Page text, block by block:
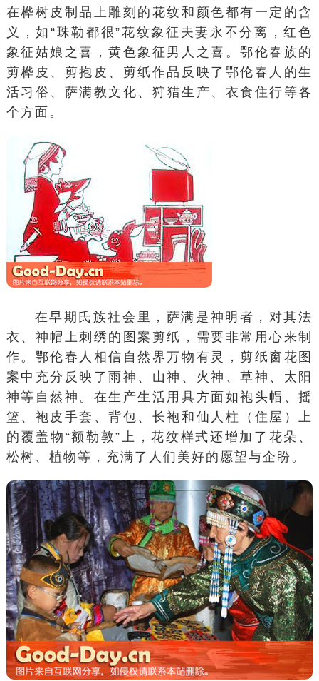
在桦树皮制品上雕刻的花纹和颜色都有一定的含
义，如“珠勒都很”花纹象征夫妻永不分离，红色
象征姑娘之喜，黄色象征男人之喜。鄂伦春族的
剪桦皮、剪抱皮、剪纸作品反映了鄂伦春人的生
活习俗、 萨满教文化、狩猎生产、衣食住行等各
个方面。
在早期氏族社会里， 萨满 是神明者，对其法
衣、神帽上刺绣的图案剪纸，需要非常用心来制
作。鄂伦春人相信自然界万物有灵，剪纸窗花图
案中充分反映了雨神、山神、火神、草神、太阳
神等自然神。在生产生活用具方面如袍头帽、摇
篮、袍皮手套、背包、长袍和 仙人柱
（住屋）上
的覆盖物“额勒敦”上，花纹样式还增加了花朵、
松树、植物等，充满了人们美好的愿望与企盼。